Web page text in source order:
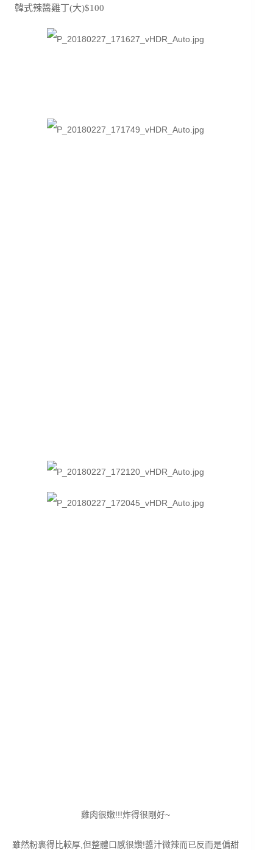
韓式辣醬雞丁(大)$100
雞肉很嫩!!!炸得很剛好~
雖然粉裹得比較厚,但整體口感很讚!醬汁微辣而已反而是偏甜